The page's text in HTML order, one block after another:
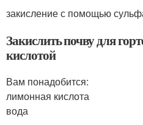
закисление с помощью
Закислить почву для
кислотой
Вам понадобится:
лимонная кислота
вода